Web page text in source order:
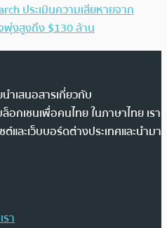
ประเมินความเสียหายจาก
พุ่งสูงถึง $130 ล้าน
ำเสนอสารเกี่ยวกับ
อกเชนเพื่อคนไทย ในภาษาไทย เรา
ละเว็บบอร์ดต่างประเทศและนำมา
า